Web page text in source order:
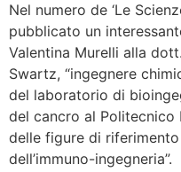
Nel numero de ‘Le
pubblicato un
Valentina Murelli alla
Swartz, “ingegnere
del laboratorio di
del cancro al Politecnico
delle figure di
dell’immuno-ingegneria”.